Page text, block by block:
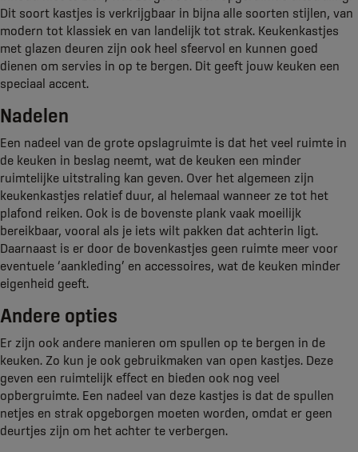
Dit soort kastjes is verkrijgbaar in bijna alle soorten stijlen, van
modern tot klassiek en van landelijk tot strak. Keukenkastjes
met glazen deuren zijn ook heel sfeervol en kunnen goed
dienen om servies in op te bergen. Dit geeft jouw keuken een
speciaal accent.
Nadelen
Een nadeel van de grote opslagruimte is dat het veel ruimte in
de keuken in beslag neemt, wat de keuken een minder
ruimtelijke uitstraling kan geven. Over het algemeen zijn
keukenkastjes relatief duur, al helemaal wanneer ze tot het
plafond reiken. Ook is de bovenste plank vaak moeilijk
bereikbaar, vooral als je iets wilt pakken dat achterin ligt.
Daarnaast is er door de bovenkastjes geen ruimte meer voor
eventuele ‘aankleding’ en accessoires, wat de keuken minder
eigenheid geeft.
Andere opties
Er zijn ook andere manieren om spullen op te bergen in de
keuken. Zo kun je ook gebruikmaken van open kastjes. Deze
geven een ruimtelijk effect en bieden ook nog veel
opbergruimte. Een nadeel van deze kastjes is dat de spullen
netjes en strak opgeborgen moeten worden, omdat er geen
deurtjes zijn om het achter te verbergen.